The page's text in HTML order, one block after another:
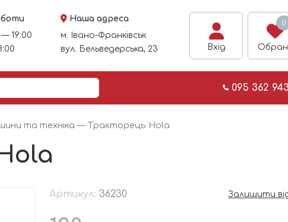
— 19:00
Наша адреса
м. Івано-Франківськ
вул. Бельведерська, 23
Вхід
0
095 362
та техніка — Тракторець Hola
Артикул: 36230 Залишити